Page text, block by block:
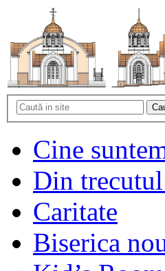
Cine
Din
Caritate
Biserica